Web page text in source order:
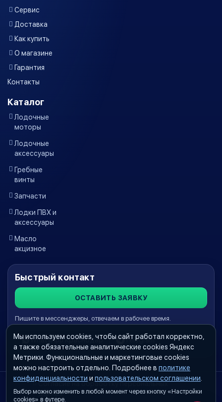
Сервис
Доставка
Как купить
О магазине
Гарантия
Контакты
Каталог
Лодочные
моторы
Лодочные
аксессуары
Гребные
винты
Запчасти
Лодки ПВХ и
аксессуары
Масло
акцизное
Быстрый контакт
ОСТАВИТЬ ЗАЯВКУ
Пишите в мессенджеры, отвечаем в рабочее время.
WhatsApp Краснодар Telegram
Согласие на обработку персональных
данных
Мы используем cookies, чтобы сайт работал корректно,
а также обязательные аналитические cookies Яндекс
Метрики. Функциональные и маркетинговые cookies
можно настроить отдельно. Подробнее в политике
конфиденциальности и пользовательском соглашении
Выбор можно изменить в любой момент через кнопку «Настройки
cookies» в футере.